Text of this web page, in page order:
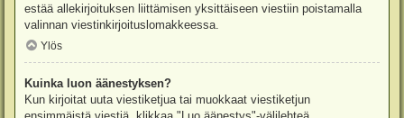
estää allekirjoituksen liittämisen yksittäiseen viestiin poistamalla
valinnan viestinkirjoituslomakkeessa.
Ylös
Kuinka luon äänestyksen?
Kun kirjoitat uuta viestiketjua tai muokkaat viestiketjun